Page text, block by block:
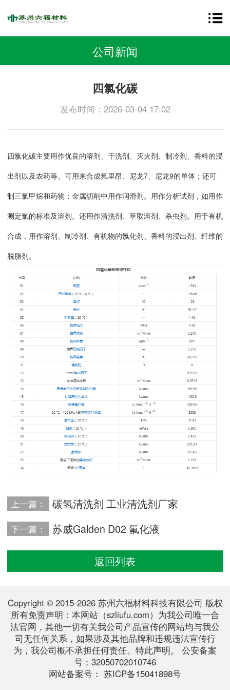
公司新闻
四氯化碳
发布时间：2026-03-04 17:02
四氯化碳主要用作优良的溶剂、干洗剂、灭火剂、制冷剂、香料的浸
出剂以及农药等。可用来合成氟里昂、尼龙7、尼龙9的单体；还可
制三氯甲烷和药物；金属切削中用作润滑剂。用作分析试剂，如用作
测定氯的标准及溶剂。还用作清洗剂、萃取溶剂、杀虫剂。用于有机
合成，用作溶剂、制冷剂、有机物的氯化剂、香料的浸出剂、纤维的
脱脂剂。
上一篇： 碳氢清洗剂 工业清洗剂厂家
下一篇： 苏威Galden D02 氟化液
返回列表
Copyright © 2015-2026 苏州六福材料科技有限公司 版权
所有免责声明：本网站（szliufu.com）为我公司唯一合
法官网，其他一切有关我公司产品宣传的网站均与我公
司无任何关系，如果涉及其他品牌和违规违法宣传行
为，我公司概不承担任何责任。特此声明。 公安备案
号：32050702010746
网站备案号： 苏ICP备15041898号